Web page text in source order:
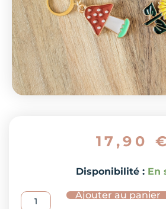
17,90 €
Disponibilité : En
Lot
Ajouter au panier